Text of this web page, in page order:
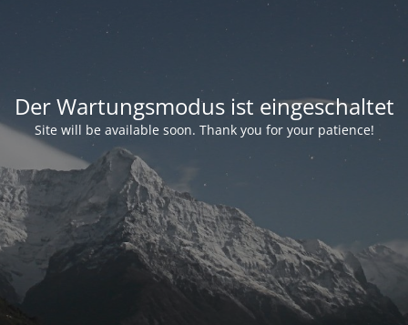
Der Wartungsmodus ist eingeschaltet
Site will be available soon. Thank you for your patience!